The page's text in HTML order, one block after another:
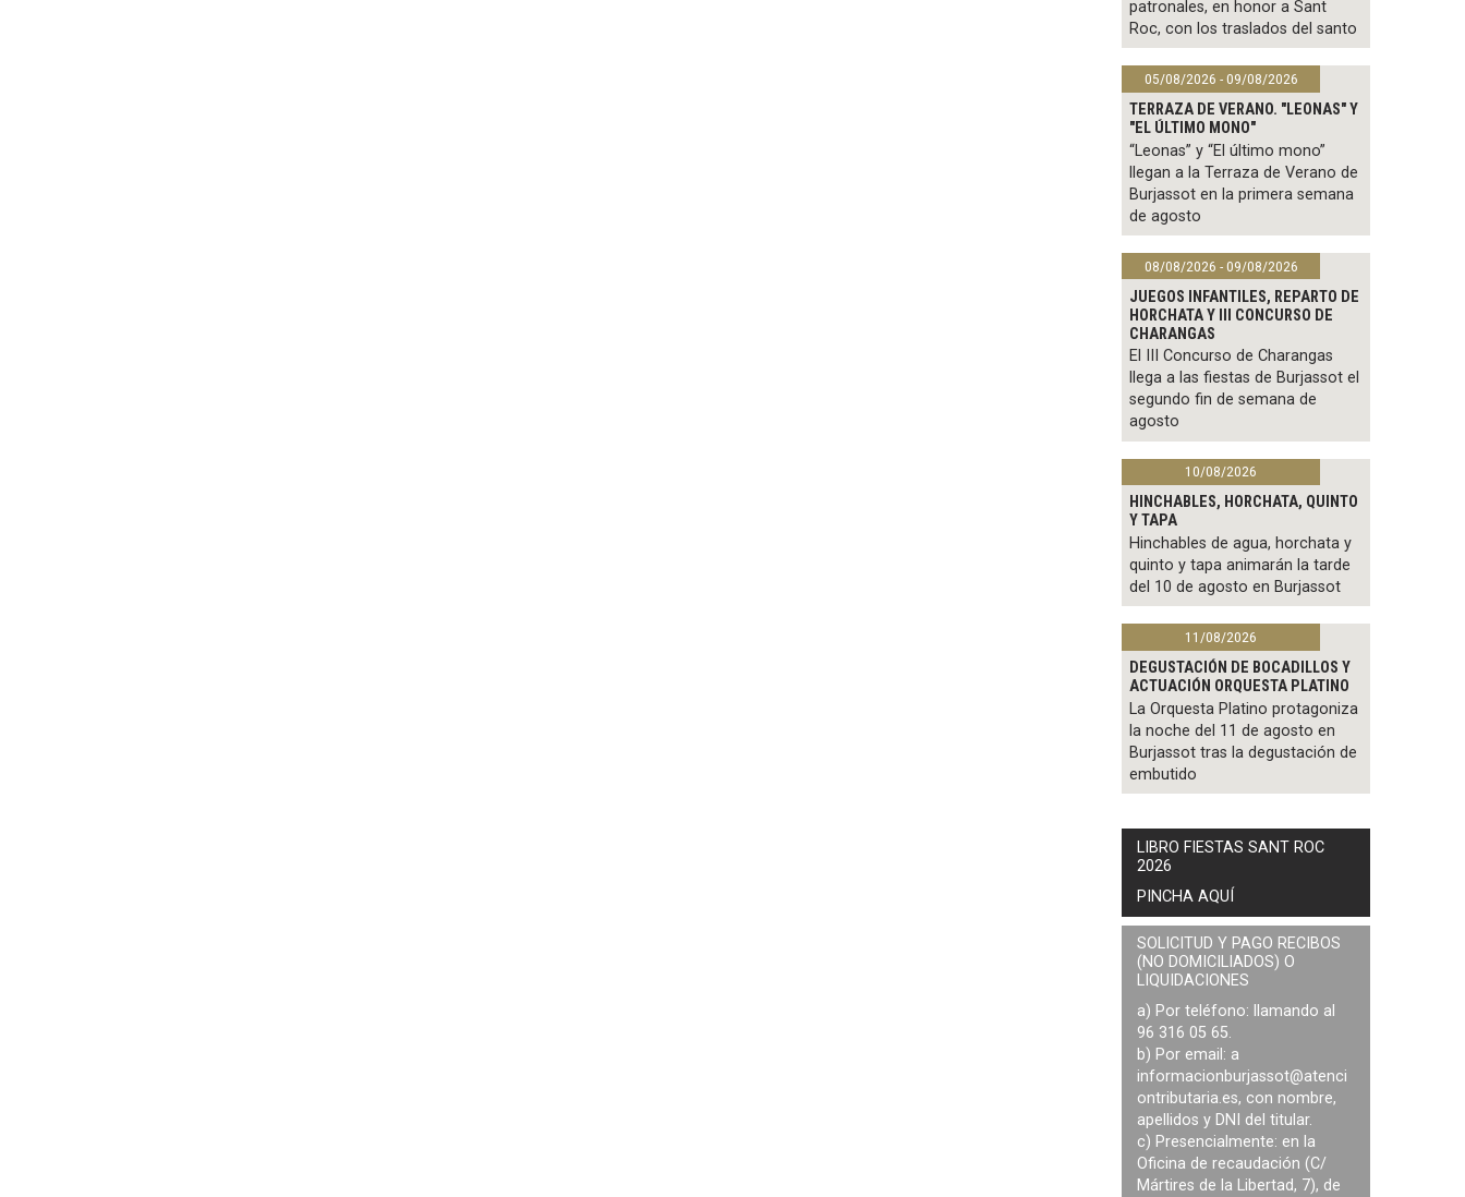
patronales, en honor a Sant
Roc, con los traslados del santo
05/08/2026 - 09/08/2026
TERRAZA DE VERANO. "LEONAS" Y
"EL ÚLTIMO MONO"
“Leonas” y “El último mono”
llegan a la Terraza de Verano de
Burjassot en la primera semana
de agosto
08/08/2026 - 09/08/2026
JUEGOS INFANTILES, REPARTO DE
HORCHATA Y III CONCURSO DE
CHARANGAS
El III Concurso de Charangas
llega a las fiestas de Burjassot el
segundo fin de semana de
agosto
10/08/2026
HINCHABLES, HORCHATA, QUINTO
Y TAPA
Hinchables de agua, horchata y
quinto y tapa animarán la tarde
del 10 de agosto en Burjassot
11/08/2026
DEGUSTACIÓN DE BOCADILLOS Y
ACTUACIÓN ORQUESTA PLATINO
La Orquesta Platino protagoniza
la noche del 11 de agosto en
Burjassot tras la degustación de
embutido
LIBRO FIESTAS SANT ROC
2026
PINCHA AQUÍ
SOLICITUD Y PAGO RECIBOS
(NO DOMICILIADOS) O
LIQUIDACIONES
a) Por teléfono: llamando al
96 316 05 65.
b) Por email: a
informacionburjassot@atenci
ontributaria.es, con nombre,
apellidos y DNI del titular.
c) Presencialmente: en la
Oficina de recaudación (C/
Mártires de la Libertad, 7), de